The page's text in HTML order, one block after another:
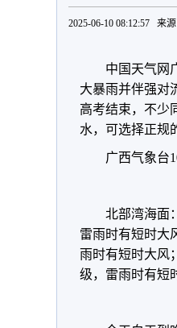
2025-06-10 08:12:57 来源
中国天气网
大暴雨并伴强对
高考结束，不少
水，可选择正规
广西气象台
北部湾海面
雷雨时有短时大
雨时有短时大风
级，雷雨时有短